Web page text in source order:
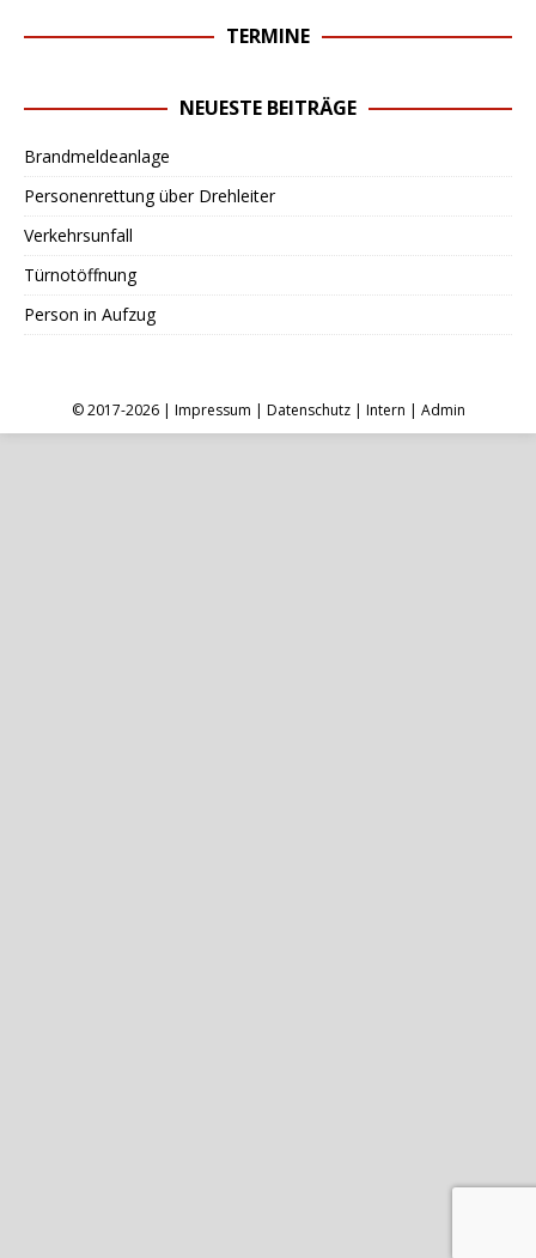
TERMINE
NEUESTE BEITRÄGE
Brandmeldeanlage
Personenrettung über Drehleiter
Verkehrsunfall
Türnotöffnung
Person in Aufzug
© 2017-2026 | Impressum | Datenschutz| Intern | Admin